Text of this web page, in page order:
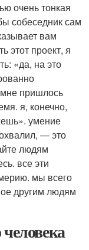
очень тонкая
собеседник сам
вам
этот проект, я
«да, на это
мне пришлось
я, конечно,
умение
— это
людям
все эти
мы всего
другим людям